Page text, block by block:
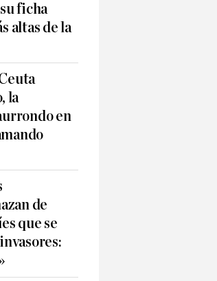
ficha
altas de la
la
en
de
que se